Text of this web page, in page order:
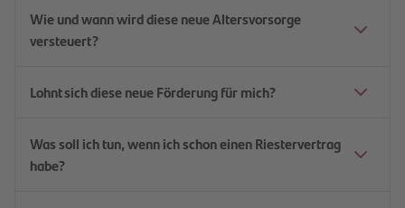
Wie und wann wird diese neue Altersvorsorge
versteuert?
Lohnt sich diese neue Förderung für mich?
Was soll ich tun, wenn ich schon einen Riestervertrag
habe?